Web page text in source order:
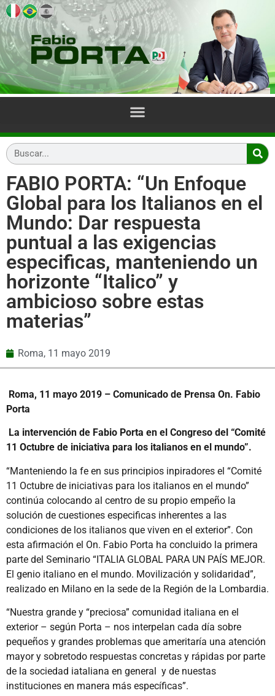
FABIO PORTA: “Un Enfoque
Global para los Italianos en el
Mundo: Dar respuesta
puntual a las exigencias
especificas, manteniendo un
horizonte “Italico” y
ambicioso sobre estas
materias”
Roma, 11 mayo 2019
Roma, 11 mayo 2019 – Comunicado de Prensa On. Fabio
Porta
La intervención de Fabio Porta en el Congreso del “Comité
11 Octubre de iniciativa para los italianos en el mundo”.
“Manteniendo la fe en sus principios inpiradores el “Comité
11 Octubre de iniciativas para los italianos en el mundo”
continúa colocando al centro de su propio empeño la
solución de cuestiones especificas inherentes a las
condiciones de los italianos que viven en el exterior”. Con
esta afirmación el On. Fabio Porta ha concluido la primera
parte del Seminario “ITALIA GLOBAL PARA UN PAÍS MEJOR.
El genio italiano en el mundo. Movilización y solidaridad”,
realizado en Milano en la sede de la Región de la Lombardia.
“Nuestra grande y “preciosa” comunidad italiana en el
exterior – según Porta – nos interpelan cada día sobre
pequeños y grandes problemas que ameritaría una atención
mayor y sobretodo respuestas concretas y rápidas por parte
de la sociedad iataliana en general y de nuestas
instituciones en manera más específicas”.